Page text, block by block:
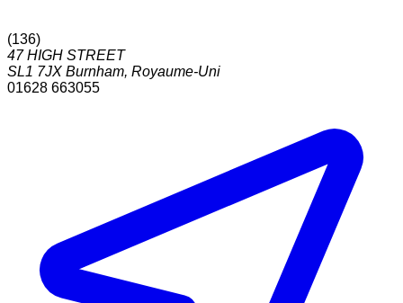
(136)
47 HIGH STREET
SL1 7JX Burnham, Royaume-Uni
01628 663055